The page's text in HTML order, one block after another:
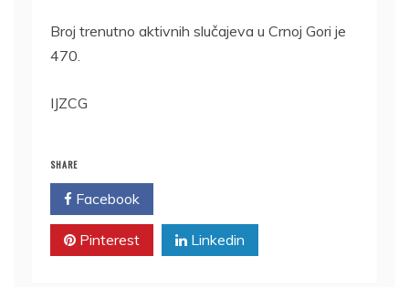
Broj trenutno aktivnih slučajeva u Crnoj Gori je
470.
IJZCG
SHARE
Facebook
Pinterest Linkedin